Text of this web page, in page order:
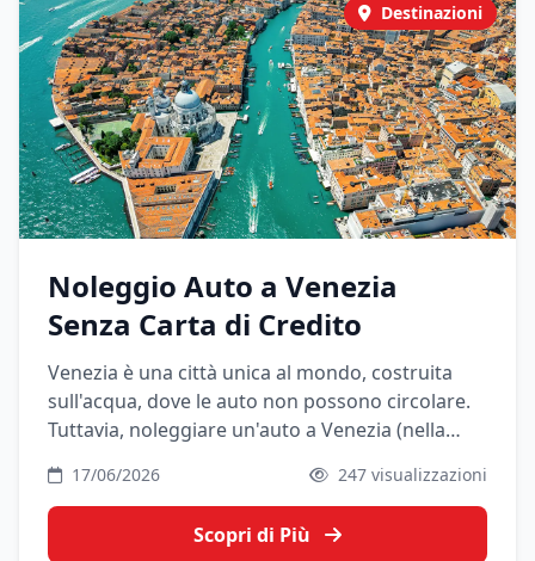
Destinazioni
Noleggio Auto a Venezia
Senza Carta di Credito
Venezia è una città unica al mondo, costruita
sull'acqua, dove le auto non possono circolare.
Tuttavia, noleggiare un'auto a Venezia (nella
Veneto, le Dolomiti o la Riviera del Brenta.
17/06/2026 247 visualizzazioni
Scopri di Più